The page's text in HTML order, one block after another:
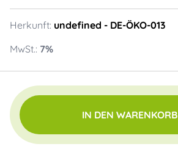
Herkunft: undefined - DE-ÖKO-013
MwSt.: 7%
IN DEN WARENKORB